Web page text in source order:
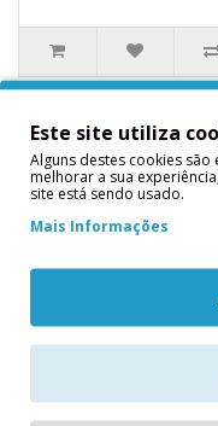
..
Este site utiliza
Alguns destes cookies
melhorar a sua
site está sendo usado.
Mais Informações